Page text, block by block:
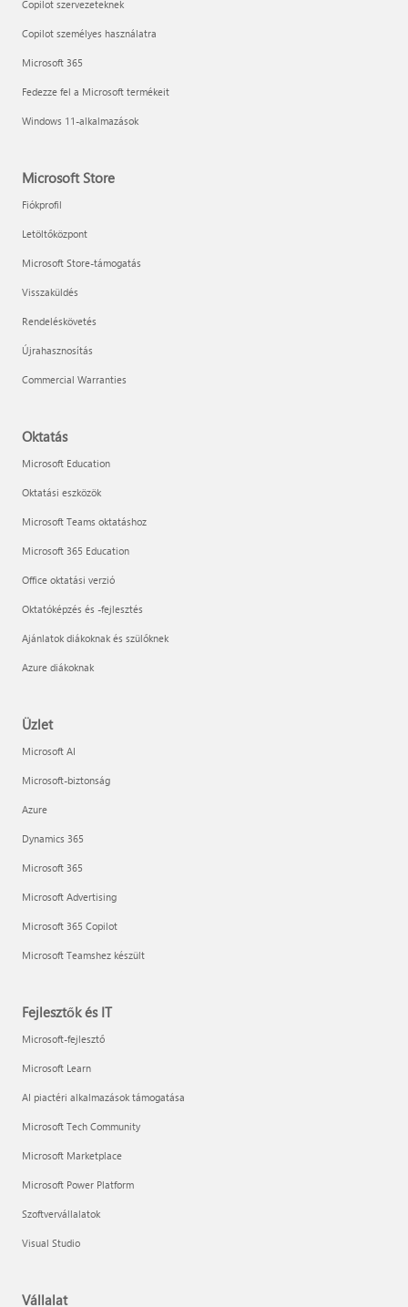
Copilot szervezeteknek
Copilot személyes használatra
Microsoft 365
Fedezze fel a Microsoft termékeit
Windows 11-alkalmazások
Microsoft Store
Fiókprofil
Letöltőközpont
Microsoft Store-támogatás
Visszaküldés
Rendeléskövetés
Újrahasznosítás
Commercial Warranties
Oktatás
Microsoft Education
Oktatási eszközök
Microsoft Teams oktatáshoz
Microsoft 365 Education
Office oktatási verzió
Oktatóképzés és -fejlesztés
Ajánlatok diákoknak és szülőknek
Azure diákoknak
Üzlet
Microsoft AI
Microsoft-biztonság
Azure
Dynamics 365
Microsoft 365
Microsoft Advertising
Microsoft 365 Copilot
Microsoft Teamshez készült
Fejlesztők és IT
Microsoft-fejlesztő
Microsoft Learn
AI piactéri alkalmazások támogatása
Microsoft Tech Community
Microsoft Marketplace
Microsoft Power Platform
Szoftvervállalatok
Visual Studio
Vállalat